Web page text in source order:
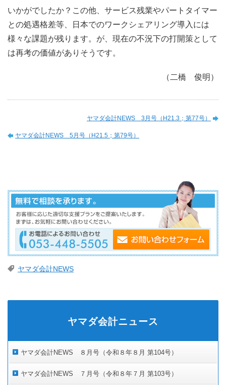
いかがでしたか？この他、サービス残業やパートタイマー
との処遇格差等、日本でのワークシェアリング導入には
様々な課題が残ります。が、現在の不況下の打開策として
は再考の価値がありそうです。
（二橋 俊明）
ヤマダ会計NEWS 3月号（H21.3；第77号）
ヤマダ会計NEWS 5月号（H21.5；第79号）
ヤマダ会計NEWS
ヤマダ会計ニュース
ヤマダ会計NEWS ８月号（令和８年８月 第104号）
ヤマダ会計NEWS ７月号（令和８年７月 第103号）